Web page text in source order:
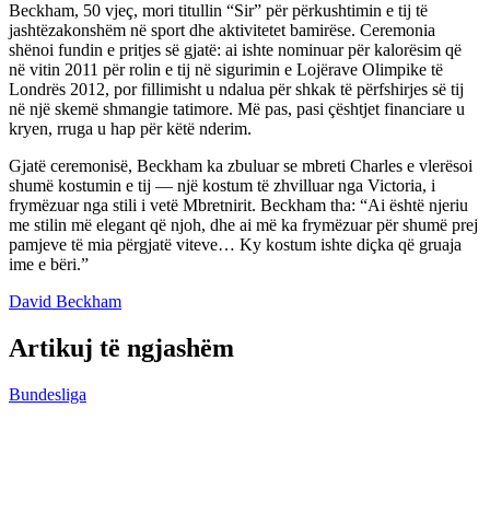
Beckham, 50 vjeç, mori titullin “Sir” për përkushtimin e tij të
jashtëzakonshëm në sport dhe aktivitetet bamirëse. Ceremonia
shënoi fundin e pritjes së gjatë: ai ishte nominuar për kalorësim që
në vitin 2011 për rolin e tij në sigurimin e Lojërave Olimpike të
Londrës 2012, por fillimisht u ndalua për shkak të përfshirjes së tij
në një skemë shmangie tatimore. Më pas, pasi çështjet financiare u
kryen, rruga u hap për këtë nderim.
Gjatë ceremonisë, Beckham ka zbuluar se mbreti Charles e vlerësoi
shumë kostumin e tij — një kostum të zhvilluar nga Victoria, i
frymëzuar nga stili i vetë Mbretnirit. Beckham tha: “Ai është njeriu
me stilin më elegant që njoh, dhe ai më ka frymëzuar për shumë prej
pamjeve të mia përgjatë viteve… Ky kostum ishte diçka që gruaja
ime e bëri.”
David Beckham
Artikuj të ngjashëm
Bundesliga